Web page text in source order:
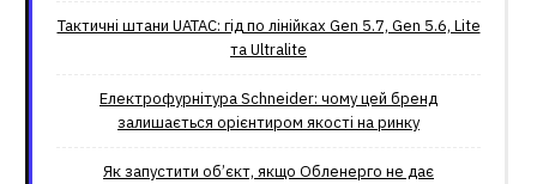
Тактичні штани UATAC: гід по лінійках Gen 5.7, Gen 5.6, Lite
та Ultralite
Електрофурнітура Schneider: чому цей бренд
залишається орієнтиром якості на ринку
Як запустити об’єкт, якщо Обленерго не дає